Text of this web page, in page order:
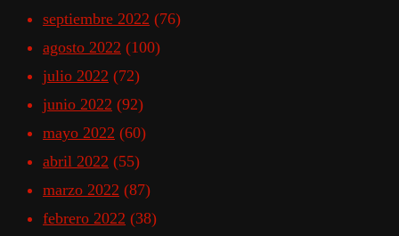
septiembre 2022 (76)
agosto 2022 (100)
julio 2022 (72)
junio 2022 (92)
mayo 2022 (60)
abril 2022 (55)
marzo 2022 (87)
febrero 2022 (38)